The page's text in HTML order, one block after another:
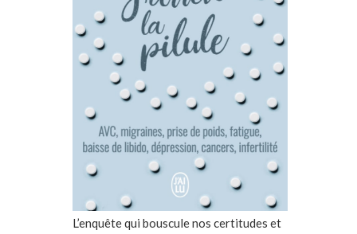
L’enquête qui bouscule nos certitudes et